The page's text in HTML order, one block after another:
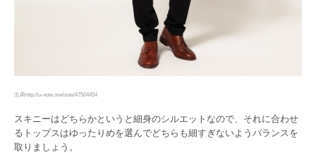
出典http://u-note.me/note/47504454
スキニーはどちらかというと細身のシルエットなので、それに合わせ
るトップスはゆったりめを選んでどちらも細すぎないようバランスを
取りましょう。